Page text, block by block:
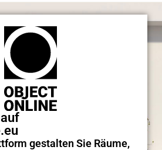
gestalten Sie Räume,